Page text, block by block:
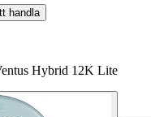
handla
Hybrid 12K Lite